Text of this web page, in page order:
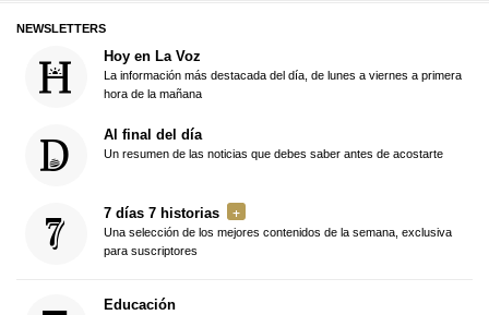
NEWSLETTERS
Hoy en La Voz
La información más destacada del día, de lunes a viernes a primera
hora de la mañana
Al final del día
Un resumen de las noticias que debes saber antes de acostarte
7 días 7 historias
Una selección de los mejores contenidos de la semana, exclusiva
para suscriptores
Educación